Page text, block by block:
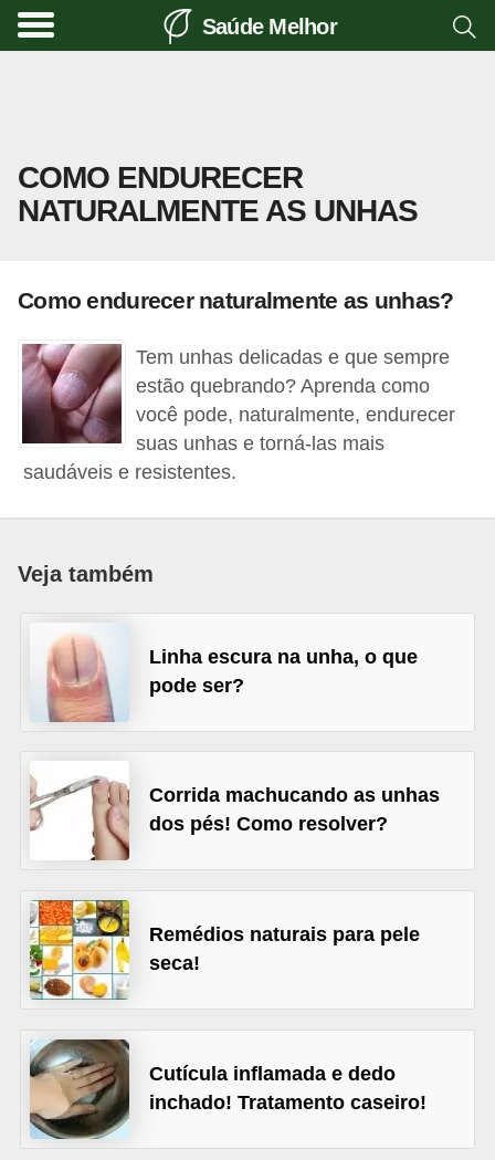
Saúde Melhor
COMO ENDURECER
NATURALMENTE AS UNHAS
Como endurecer naturalmente as unhas?
Tem unhas delicadas e que sempre
estão quebrando? Aprenda como
você pode, naturalmente, endurecer
suas unhas e torná-las mais
saudáveis e resistentes.
Veja também
Linha escura na unha, o que
pode ser?
Corrida machucando as unhas
dos pés! Como resolver?
Remédios naturais para pele
seca!
Cutícula inflamada e dedo
inchado! Tratamento caseiro!
A
i
d
e
f
í
s
i
c
a
e
l
e
z
a
D
i
t
a
e
A
l
m
n